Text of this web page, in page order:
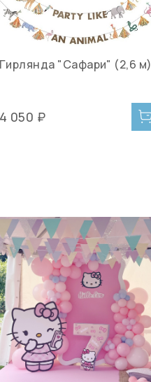
Гирлянда "Сафари" (2,6 м)
4 050 ₽